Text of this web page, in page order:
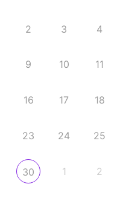
2 3 4
9 10 11
16 17 18
23 24 25
30 1 2